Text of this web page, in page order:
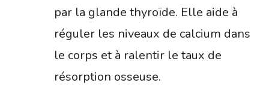
par la glande thyroïde. Elle aide à
réguler les niveaux de calcium dans
le corps et à ralentir le taux de
résorption osseuse.